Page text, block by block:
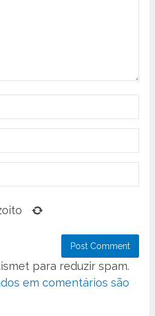
para reduzir spam.
em comentários são